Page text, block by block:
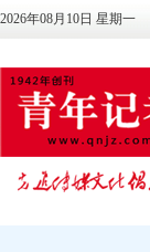
2026年08月10日 星期一